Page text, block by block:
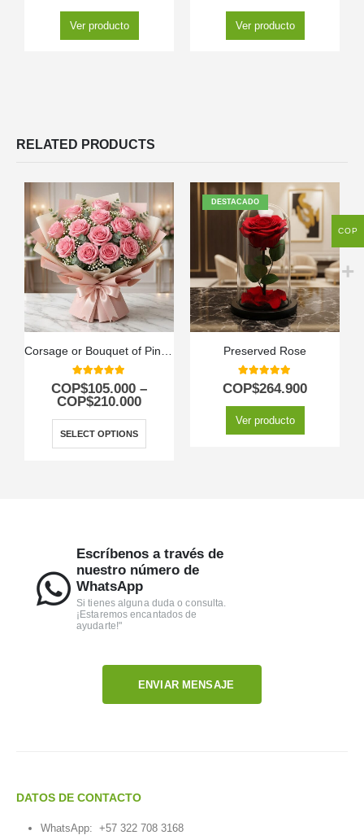
Ver producto Ver producto
RELATED PRODUCTS
Corsage or Bouquet of Pink Roses
5.00out of 5
COP$105.000 –
COP$210.000
SELECT OPTIONS
DESTACADO
Preserved Rose
5.00out of 5
COP$264.900
Ver producto
Escríbenos a través de
nuestro número de
WhatsApp
Si tienes alguna duda o consulta.
¡Estaremos encantados de
ayudarte!"
ENVIAR MENSAJE
DATOS DE CONTACTO
WhatsApp: +57 322 708 3168
COP